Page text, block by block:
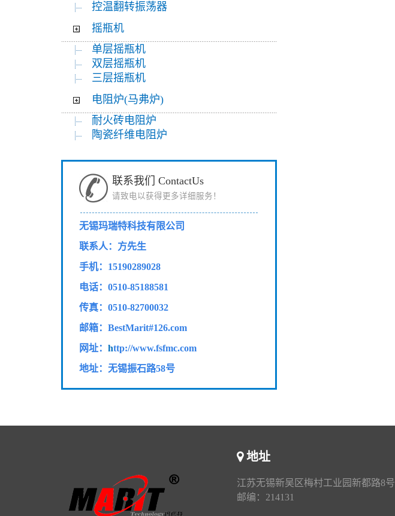
控温翻转振荡器
摇瓶机
单层摇瓶机
双层摇瓶机
三层摇瓶机
电阻炉(马弗炉)
耐火砖电阻炉
陶瓷纤维电阻炉
联系我们 ContactUs
请致电以获得更多详细服务！
无锡玛瑞特科技有限公司
联系人：方先生
手机：15190289028
电话：0510-85188581
传真： 0510-82700032
邮箱：BestMarit#126.com
网址： http://www.fsfmc.com
地址：无锡振石路58号
地址
江苏无锡新吴区梅村工业园新都路8号
邮编：214131